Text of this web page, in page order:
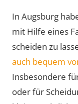
In Augsburg
mit Hilfe eines
scheiden zu
auch bequem
Insbesondere
oder für